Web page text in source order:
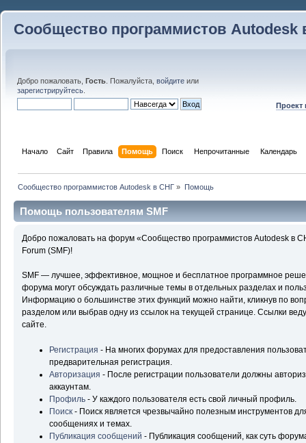
Сообщество программистов Autodesk
Добро пожаловать, Гость . Пожалуйста, войдите или
зарегистрируйтесь
Проект
Начало Сайт Правила Помощь Поиск Непрочитанные Календарь
Сообщество программистов Autodesk в СНГ » Помощь
Помощь пользователям SMF
Добро пожаловать на форум «Сообщество программистов Autodesk в
Forum (SMF)!
SMF — лучшее, эффективное, мощное и бесплатное программное
форума могут обсуждать различные темы в отдельных разделах и
Информацию о большинстве этих функций можно найти, кликнув по
разделом или выбрав одну из ссылок на текущей странице. Ссылки
сайте.
Регистрация - На многих форумах для предоставления
предварительная регистрация.
Авторизация - После регистрации пользователи должны
аккаунтам.
Профиль - У каждого пользователя есть свой личный профиль.
Поиск - Поиск является чрезвычайно полезным инструментов
сообщениях и темах.
Публикация сообщений - Публикация сообщений, как суть